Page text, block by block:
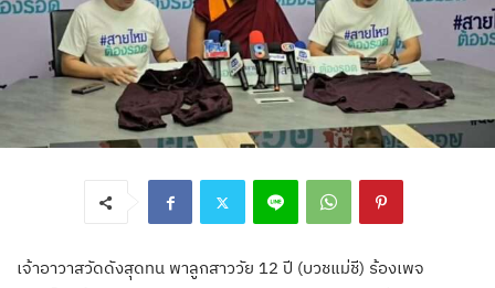
เจ้าอาวาสวัดดังสุดทน พาลูกสาววัย 12 ปี (บวชแม่ชี) ร้องเพจ